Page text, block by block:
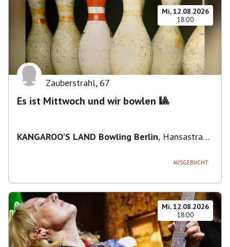
Mi, 12.08.2026
18:00
Zauberstrahl, 67
Es ist Mittwoch und wir bowlen 🎱
KANGAROO'S LAND Bowling Berlin, Hansastraße
AUSGEBUCHT
Mi, 12.08.2026
18:00